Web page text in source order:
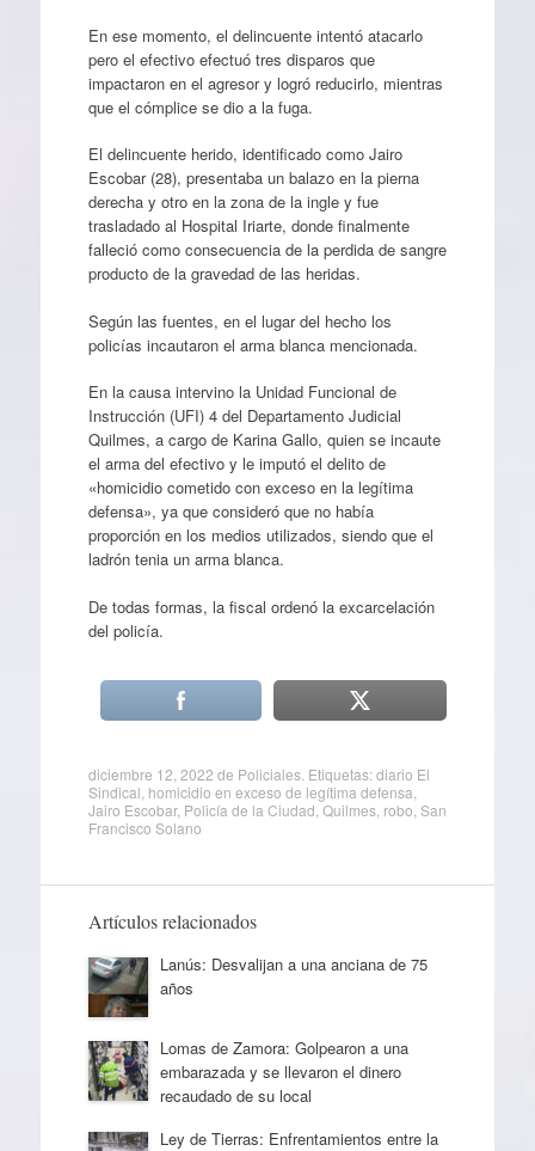
En ese momento, el delincuente intentó atacarlo
pero el efectivo efectuó tres disparos que
impactaron en el agresor y logró reducirlo, mientras
que el cómplice se dio a la fuga.
El delincuente herido, identificado como Jairo
Escobar (28), presentaba un balazo en la pierna
derecha y otro en la zona de la ingle y fue
trasladado al Hospital Iriarte, donde finalmente
falleció como consecuencia de la perdida de sangre
producto de la gravedad de las heridas.
Según las fuentes, en el lugar del hecho los
policías incautaron el arma blanca mencionada.
En la causa intervino la Unidad Funcional de
Instrucción (UFI) 4 del Departamento Judicial
Quilmes, a cargo de Karina Gallo, quien se incaute
el arma del efectivo y le imputó el delito de
«homicidio cometido con exceso en la legítima
defensa», ya que consideró que no había
proporción en los medios utilizados, siendo que el
ladrón tenia un arma blanca.
De todas formas, la fiscal ordenó la excarcelación
del policía.
diciembre 12, 2022 de Policiales. Etiquetas:diario El
Sindical homicidio en exceso de legítima defensa
Jairo Escobar, Policía de la Ciudad Quilmes, robo San
Francisco Solano
Artículos relacionados
Lanús: Desvalijan a una anciana de 75
años
Lomas de Zamora: Golpearon a una
embarazada y se llevaron el dinero
recaudado de su local
Ley de Tierras: Enfrentamientos entre la